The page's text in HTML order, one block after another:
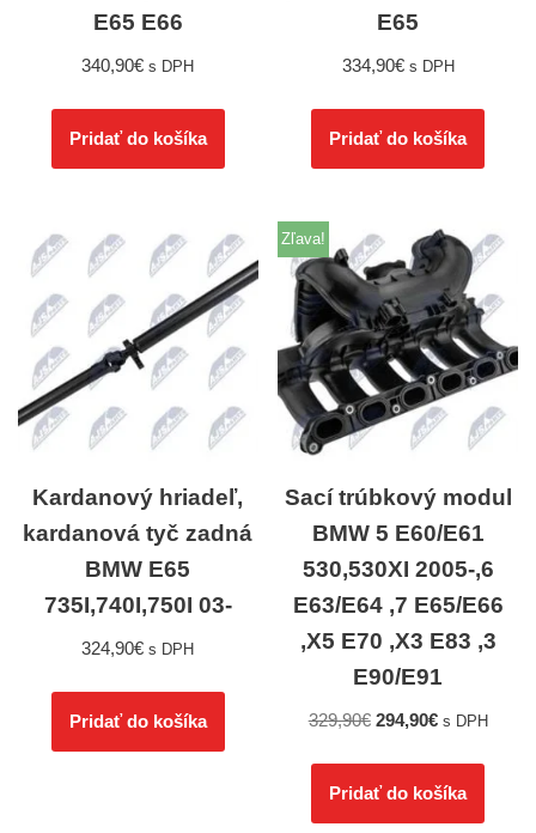
E65 E66
340,90€ s DPH
Pridať do košíka
E65
334,90€ s DPH
Pridať do košíka
Kardanový hriadeľ,
kardanová tyč zadná
BMW E65
735I,740I,750I 03-
324,90€ s DPH
Pridať do košíka
Zľava!
Sací trúbkový modul
BMW 5 E60/E61
530,530XI 2005-,6
E63/E64 ,7 E65/E66
,X5 E70 ,X3 E83 ,3
E90/E91
329,90€ 294,90€ s DPH
Pridať do košíka